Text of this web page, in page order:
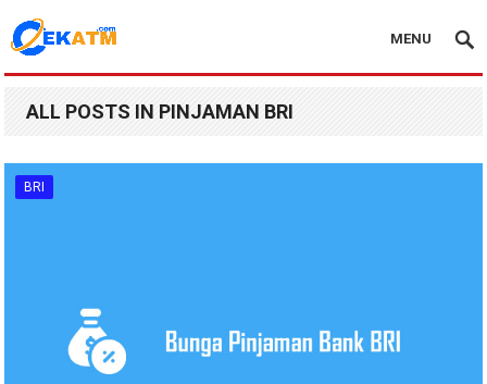
MENU
ALL POSTS IN PINJAMAN BRI
BRI